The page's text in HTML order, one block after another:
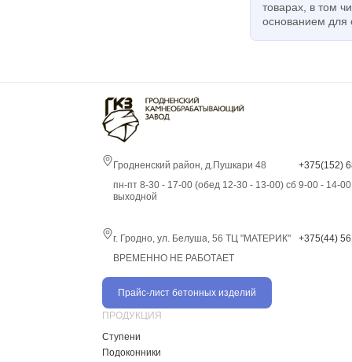
товарах, в том
основанием для
Гродненский район, д.Пушкари 48
+375(152)
пн-пт 8-30 - 17-00 (обед 12-30 - 13-00) сб 9-00 - 14-
выходной
г. Гродно, ул. Белуша, 56 ТЦ "МАТЕРИК"
+375(44)
ВРЕМЕННО НЕ РАБОТАЕТ
Прайс-лист бетонных изделий
ПРОДУКЦИЯ
Ступени
Подоконники